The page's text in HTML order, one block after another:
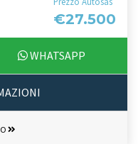
€27.500
WHATSAPP